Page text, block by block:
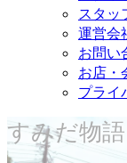
スタッ
運営会
お問い
お店・
プライ
すみだ物語